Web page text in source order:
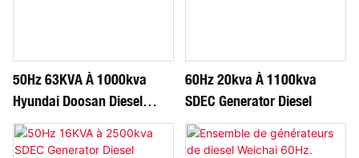
50Hz 63KVA À 1000kva
Hyundai Doosan Diesel
Generator Set
60Hz 20kva À 1100kva
SDEC Generator Diesel